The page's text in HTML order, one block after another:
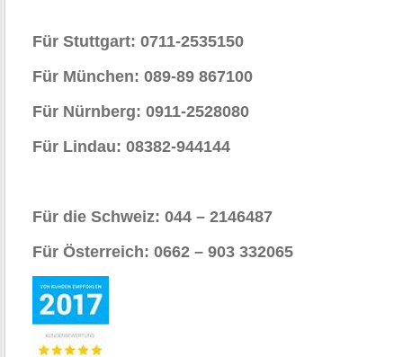
Für Stuttgart: 0711-2535150
Für München: 089-89 867100
Für Nürnberg: 0911-2528080
Für Lindau: 08382-944144
Für die Schweiz: 044 – 2146487
Für Österreich: 0662 – 903 332065